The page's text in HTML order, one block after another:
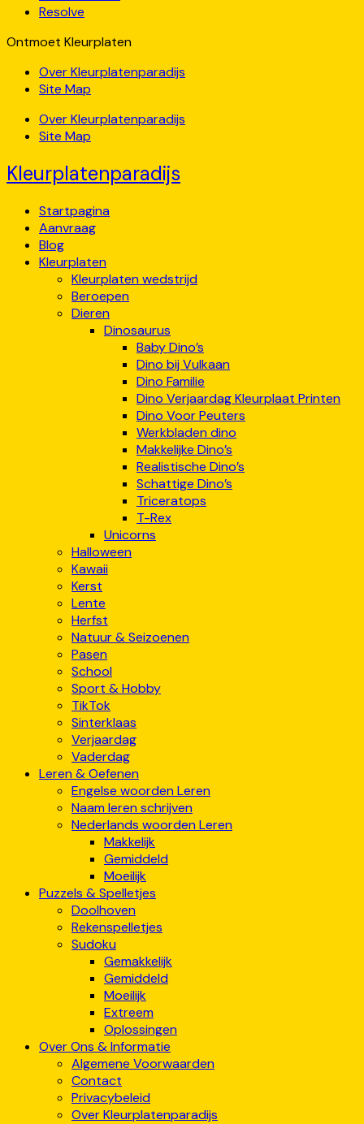
Resolve
Ontmoet Kleurplaten
Over Kleurplatenparadijs
Site Map
Over Kleurplatenparadijs
Site Map
Kleurplatenparadijs
Startpagina
Aanvraag
Blog
Kleurplaten
Kleurplaten wedstrijd
Beroepen
Dieren
Dinosaurus
Baby Dino’s
Dino bij Vulkaan
Dino Familie
Dino Verjaardag Kleurplaat Printen
Dino Voor Peuters
Werkbladen dino
Makkelijke Dino’s
Realistische Dino’s
Schattige Dino’s
Triceratops
T-Rex
Unicorns
Halloween
Kawaii
Kerst
Lente
Herfst
Natuur & Seizoenen
Pasen
School
Sport & Hobby
TikTok
Sinterklaas
Verjaardag
Vaderdag
Leren & Oefenen
Engelse woorden Leren
Naam leren schrijven
Nederlands woorden Leren
Makkelijk
Gemiddeld
Moeilijk
Puzzels & Spelletjes
Doolhoven
Rekenspelletjes
Sudoku
Gemakkelijk
Gemiddeld
Moeilijk
Extreem
Oplossingen
Over Ons & Informatie
Algemene Voorwaarden
Contact
Privacybeleid
Over Kleurplatenparadijs